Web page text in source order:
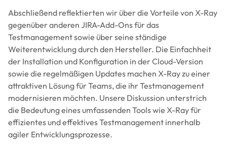
Abschließend reflektierten wir über die Vorteile von X-Ray
gegenüber anderen JIRA-Add-Ons für das
Testmanagement sowie über seine ständige
Weiterentwicklung durch den Hersteller. Die Einfachheit
der Installation und Konfiguration in der Cloud-Version
sowie die regelmäßigen Updates machen X-Ray zu einer
attraktiven Lösung für Teams, die ihr Testmanagement
modernisieren möchten. Unsere Diskussion unterstrich
die Bedeutung eines umfassenden Tools wie X-Ray für
effizientes und effektives Testmanagement innerhalb
agiler Entwicklungsprozesse.